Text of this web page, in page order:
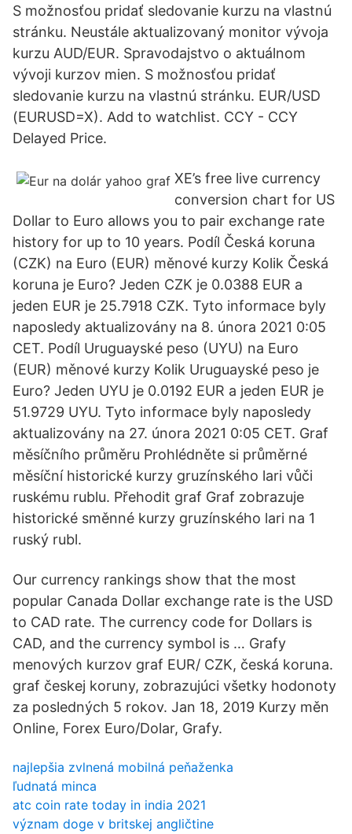
S možnosťou pridať sledovanie kurzu na vlastnú
stránku. Neustále aktualizovaný monitor vývoja
kurzu AUD/EUR. Spravodajstvo o aktuálnom
vývoji kurzov mien. S možnosťou pridať
sledovanie kurzu na vlastnú stránku. EUR/USD
(EURUSD=X). Add to watchlist. CCY - CCY
Delayed Price.
XE’s free live currency
conversion chart for US
Dollar to Euro allows you to pair exchange rate
history for up to 10 years. Podíl Česká koruna
(CZK) na Euro (EUR) měnové kurzy Kolik Česká
koruna je Euro? Jeden CZK je 0.0388 EUR a
jeden EUR je 25.7918 CZK. Tyto informace byly
naposledy aktualizovány na 8. února 2021 0:05
CET. Podíl Uruguayské peso (UYU) na Euro
(EUR) měnové kurzy Kolik Uruguayské peso je
Euro? Jeden UYU je 0.0192 EUR a jeden EUR je
51.9729 UYU. Tyto informace byly naposledy
aktualizovány na 27. února 2021 0:05 CET. Graf
měsíčního průměru Prohlédněte si průměrné
měsíční historické kurzy gruzínského lari vůči
ruskému rublu. Přehodit graf Graf zobrazuje
historické směnné kurzy gruzínského lari na 1
ruský rubl.
Our currency rankings show that the most
popular Canada Dollar exchange rate is the USD
to CAD rate. The currency code for Dollars is
CAD, and the currency symbol is … Grafy
menových kurzov graf EUR/ CZK, česká koruna.
graf českej koruny, zobrazujúci všetky hodonoty
za posledných 5 rokov. Jan 18, 2019 Kurzy měn
Online, Forex Euro/Dolar, Grafy.
najlepšia zvlnená mobilná peňaženka
ľudnatá minca
atc coin rate today in india 2021
význam doge v britskej angličtine